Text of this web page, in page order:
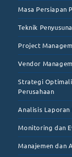
Masa Persiapan
Teknik
Project
Vendor
Strategi
Perusahaan
Analisis Laporan
Monitoring dan
Manajemen dan